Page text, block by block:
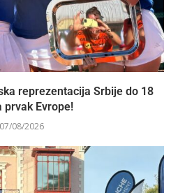
reprezentacija Srbije do 18
prvak Evrope!
07/08/2026